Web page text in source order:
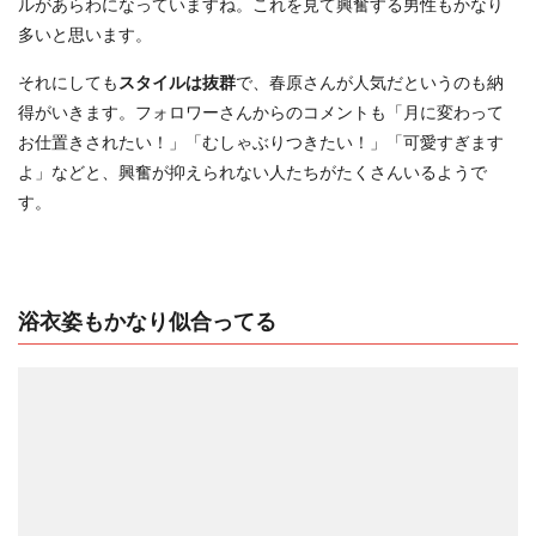
多いと思います。
それにしてもスタイルは抜群で、春原さんが人気だというのも納
得がいきます。フォロワーさんからのコメントも「月に変わって
お仕置きされたい！」「むしゃぶりつきたい！」「可愛すぎます
よ」などと、興奮が抑えられない人たちがたくさんいるようで
す。
浴衣姿もかなり似合ってる